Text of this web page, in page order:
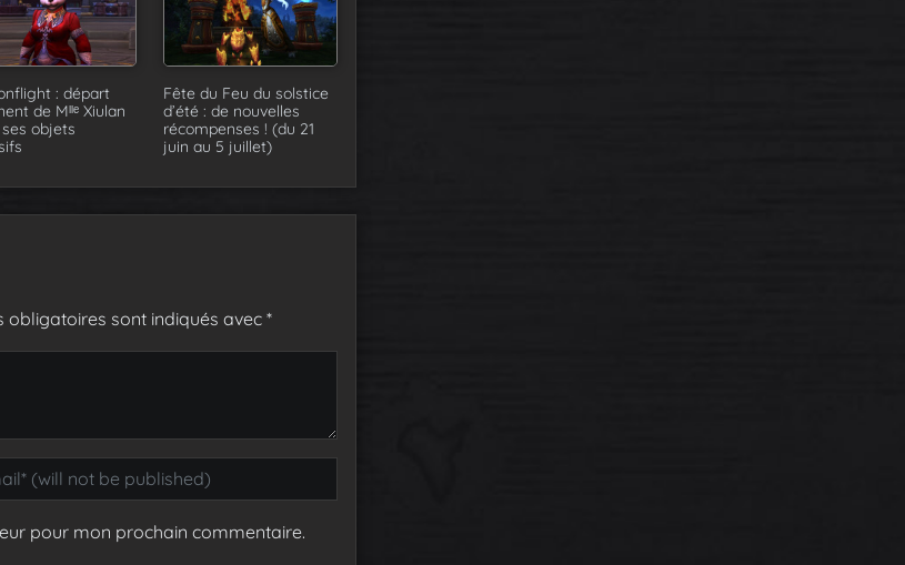
: départ
de Mˡˡᵉ Xiulan
objets
Fête du Feu du solstice
d’été : de nouvelles
récompenses ! (du 21
juin au 5 juillet)
obligatoires sont indiqués avec *
pour mon prochain commentaire.